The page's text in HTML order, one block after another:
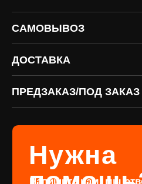
САМОВЫВОЗ
ДОСТАВКА
ПРЕДЗАКАЗ/ПОД ЗАКАЗ
Перейти
оформить предзаказ
издания, заполните форму